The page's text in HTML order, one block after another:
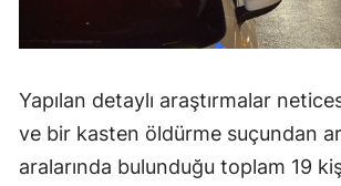
Yapılan detaylı araştırmalar
ve bir kasten öldürme suçundan
aralarında bulunduğu toplam 19